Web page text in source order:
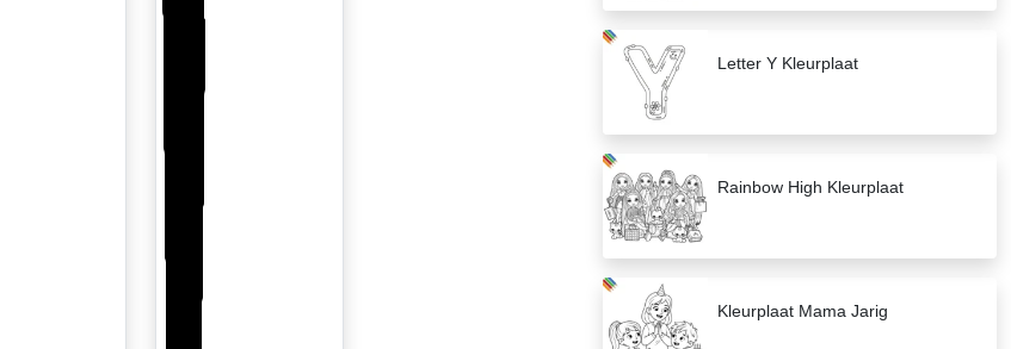
Letter Y Kleurplaat
Rainbow High Kleurplaat
Kleurplaat Mama Jarig